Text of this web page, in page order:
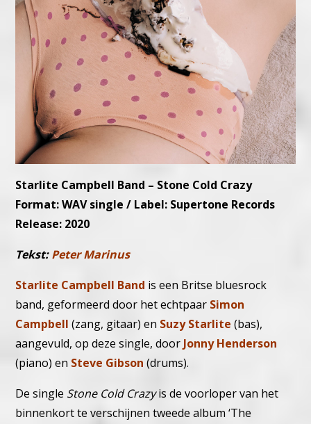
Starlite Campbell Band – Stone Cold Crazy
Format: WAV single / Label: Supertone Records
Release: 2020
Tekst:Peter Marinus
Starlite Campbell Band is een Britse bluesrock
band, geformeerd door het echtpaar Simon
Campbell (zang, gitaar) en Suzy Starlite (bas),
aangevuld, op deze single, door Jonny Henderson
(piano) en Steve Gibson (drums).
De single Stone Cold Crazyis de voorloper van het
binnenkort te verschijnen tweede album ‘The